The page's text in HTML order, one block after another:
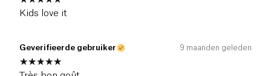
Kids love it
Geverifieerde gebruiker 9 maanden geleden